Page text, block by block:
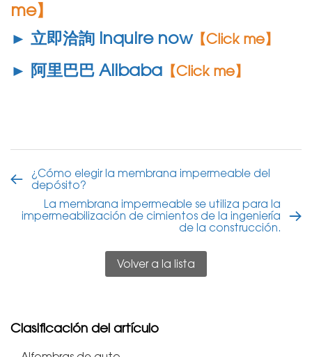
me】
► 立即洽詢 Inquire now【Click me】
► 阿里巴巴 Alibaba 【Click me】
¿Cómo elegir la membrana impermeable del
depósito?
La membrana impermeable se utiliza para la
impermeabilización de cimientos de la ingeniería
de la construcción.
Volver a la lista
Clasificación del artículo